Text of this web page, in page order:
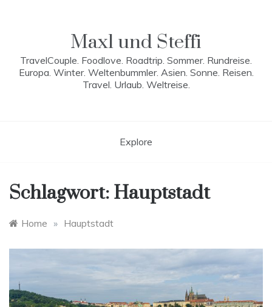
Maxl und Steffi
TravelCouple. Foodlove. Roadtrip. Sommer. Rundreise.
Europa. Winter. Weltenbummler. Asien. Sonne. Reisen.
Travel. Urlaub. Weltreise.
Explore
Schlagwort: Hauptstadt
Home » Hauptstadt